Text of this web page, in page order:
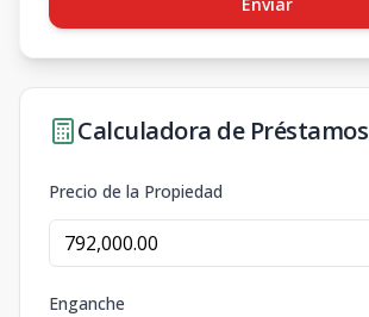
Calculadora de Préstamos
Precio de la Propiedad
Enganche